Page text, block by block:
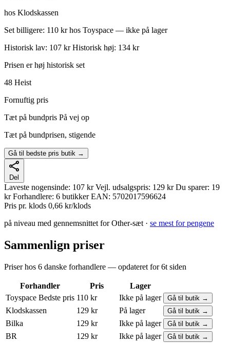
hos Klodskassen
Set billigere: 110 kr hos Toyspace — ikke på lager
Historisk lav: 107 kr Historisk høj: 134 kr
Prisen er høj historisk set
48 Heist
Fornuftig pris
Tæt på bundpris På vej op
Tæt på bundprisen, stigende
Gå til bedste pris butik →
Del
Laveste nogensinde: 107 kr Vejl. udsalgspris: 129 kr Du sparer: 19
kr Forhandlere: 6 butikker EAN: 5702017596624
Pris pr. klods 0,66 kr/klods
på niveau med gennemsnittet for Other-sæt · se mest for pengene
Sammenlign priser
Priser hos 6 danske forhandlere — opdateret for 6t siden
Forhandler Pris
Lager
Toyspace Bedste pris 110 kr Ikke på lager Gå til butik →
Klodskassen 129 kr På lager Gå til butik →
Bilka 129 kr Ikke på lager Gå til butik →
BR 129 kr Ikke på lager Gå til butik →